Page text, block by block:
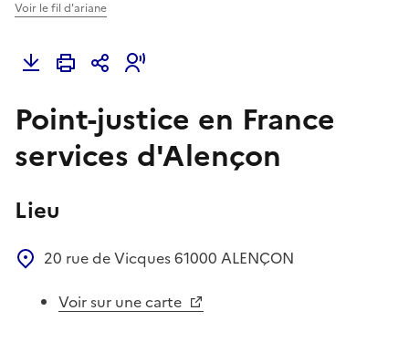
Voir le fil d'ariane
Point-justice en France
services d'Alençon
Lieu
20 rue de Vicques61000 ALENÇON
Voir sur une carte